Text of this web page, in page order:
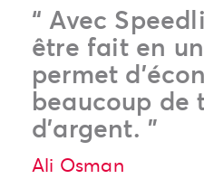
“ Avec
être fait en
permet
beaucoup de
d’argent. ”
Ali Osman